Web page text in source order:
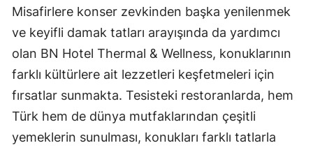
Misafirlere konser zevkinden başka yenilenmek
ve keyifli damak tatları arayışında da yardımcı
olan BN Hotel Thermal & Wellness, konuklarının
farklı kültürlere ait lezzetleri keşfetmeleri için
fırsatlar sunmakta. Tesisteki restoranlarda, hem
Türk hem de dünya mutfaklarından çeşitli
yemeklerin sunulması, konukları farklı tatlarla